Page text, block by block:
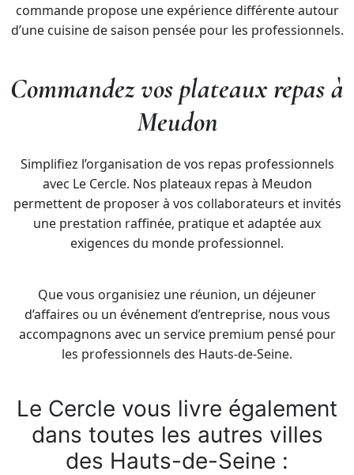
commande propose une expérience différente autour
d’une cuisine de saison pensée pour les professionnels.
Commandez vos plateaux repas à
Meudon
Simplifiez l’organisation de vos repas professionnels
avec Le Cercle. Nos plateaux repas à Meudon
permettent de proposer à vos collaborateurs et invités
une prestation raffinée, pratique et adaptée aux
exigences du monde professionnel.
Que vous organisiez une réunion, un déjeuner
d’affaires ou un événement d’entreprise, nous vous
accompagnons avec un service premium pensé pour
les professionnels des Hauts-de-Seine.
Le Cercle vous livre également
dans toutes les autres villes
des Hauts-de-Seine :